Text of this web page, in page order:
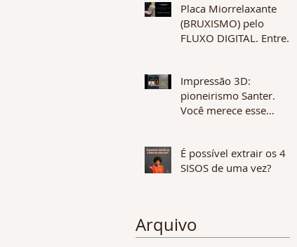
Placa Miorrelaxante
(BRUXISMO) pelo
FLUXO DIGITAL. Entrega
Impressão 3D:
pioneirismo Santer.
Você merece esse
É possível extrair os 4
SISOS de uma vez?
Arquivo